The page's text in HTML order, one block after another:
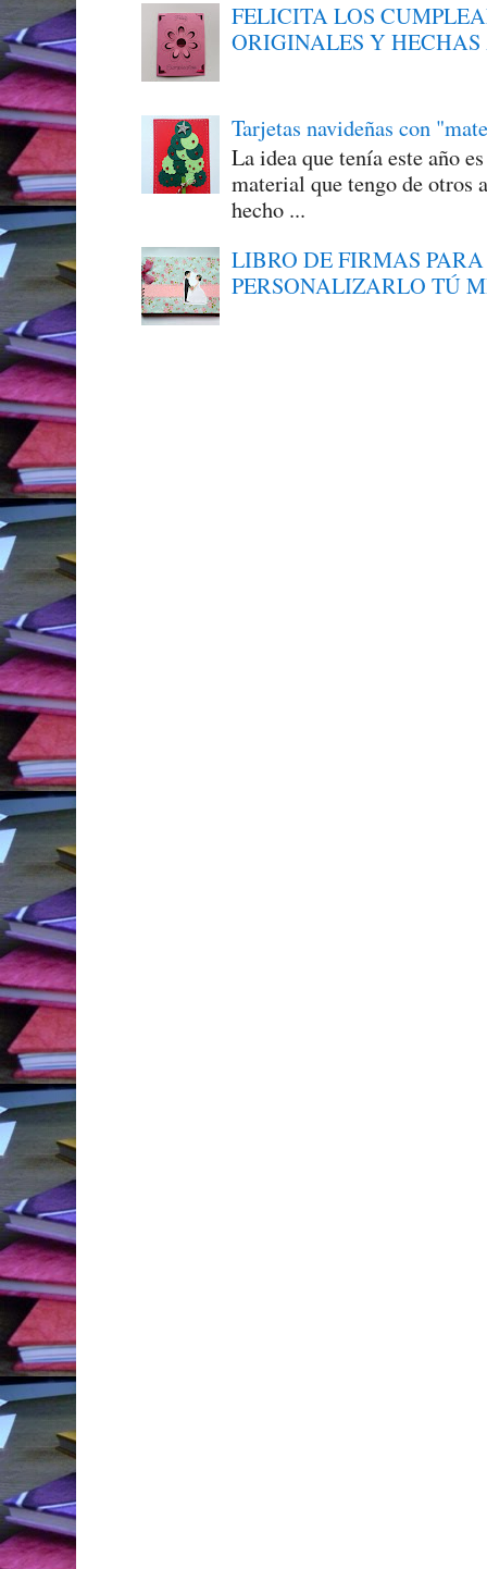
FELICITA LOS
ORIGINALES Y
Tarjetas navideñas con
La idea que tenía este año
material que tengo de otros
hecho ...
LIBRO DE FIRMAS
PERSONALIZARLO TÚ